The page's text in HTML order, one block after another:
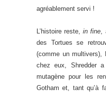
agréablement servi !
L’histoire reste,in fine
des Tortues se
(comme un multivers),
chez eux, Shredder
mutagène pour les
Gotham et, tant qu’à